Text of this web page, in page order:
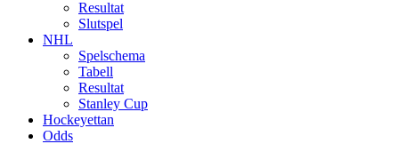
Resultat
Slutspel
NHL
Spelschema
Tabell
Resultat
Stanley Cup
Hockeyettan
Odds